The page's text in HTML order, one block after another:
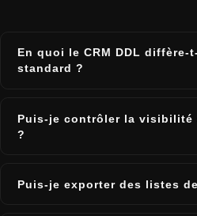
En quoi le CRM DDL diffère-
standard ?
de vente et des journaux
les données de base, les
travail des matériaux et des
Puis-je contrôler la visibilité
?
par contact. Un contact voit
Puis-je exporter des listes